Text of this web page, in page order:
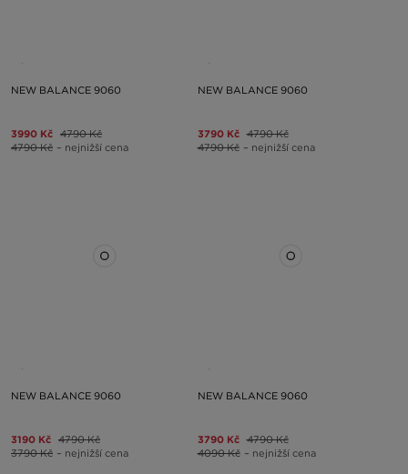
NEW BALANCE 9060
3990 Kč 4790 Kč
4790 Kč – nejnižší cena
NEW BALANCE 9060
3790 Kč 4790 Kč
4790 Kč – nejnižší cena
NEW BALANCE 9060
3190 Kč 4790 Kč
3790 Kč – nejnižší cena
NEW BALANCE 9060
3790 Kč 4790 Kč
4090 Kč – nejnižší cena